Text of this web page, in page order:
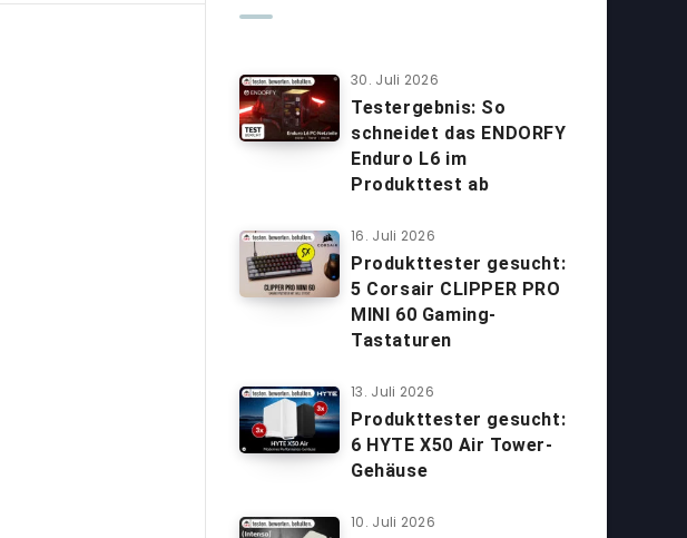
30. Juli 2026
Testergebnis: So
schneidet das ENDORFY
Enduro L6 im
Produkttest ab
16. Juli 2026
Produkttester gesucht:
5 Corsair CLIPPER PRO
MINI 60 Gaming-
Tastaturen
13. Juli 2026
Produkttester gesucht:
6 HYTE X50 Air Tower-
Gehäuse
10. Juli 2026